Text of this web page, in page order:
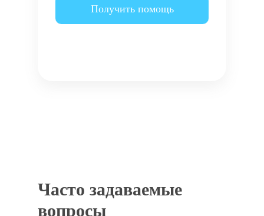
Получить помощь
Часто задаваемые
вопросы